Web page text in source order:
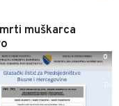
muškarca
0